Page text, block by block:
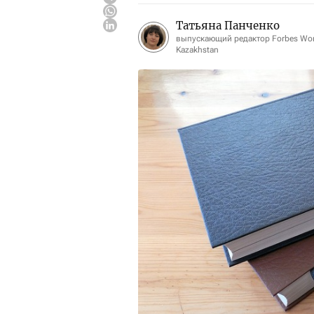
Татьяна Панченко
выпускающий редактор Forbes
Kazakhstan